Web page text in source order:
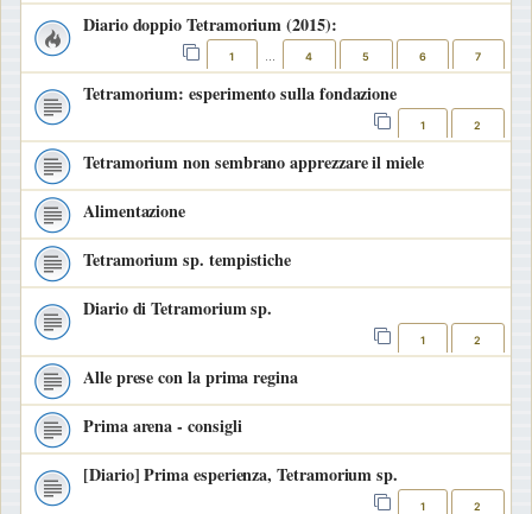
Diario doppio Tetramorium (2015):
1 … 4 5 6 7
Tetramorium: esperimento sulla fondazione
1 2
Tetramorium non sembrano apprezzare il miele
Alimentazione
Tetramorium sp. tempistiche
Diario di Tetramorium sp.
1 2
Alle prese con la prima regina
Prima arena - consigli
[Diario] Prima esperienza, Tetramorium sp.
1 2